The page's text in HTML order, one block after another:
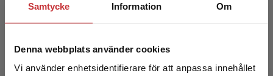
Samtycke Information Om
Denna webbplats använder cookies
Vi använder enhetsidentifierare för att anpassa innehållet